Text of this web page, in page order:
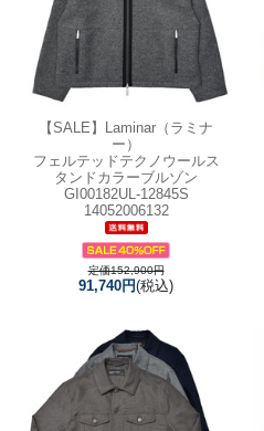
【SALE】
Laminar（ラミナ
ー）
フェルテッドテクノウールス
タンドカラーブルゾン
GI00182UL-12845S
14052006132
定価152,900円
91,740円(税込)